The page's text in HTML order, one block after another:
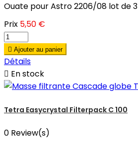
Ouate pour Astro 2206/08 lot de 3
Prix 5,50 €
 Ajouter au panier
Détails
 En stock
Tetra Easycrystal Filterpack C 100
0 Review(s)